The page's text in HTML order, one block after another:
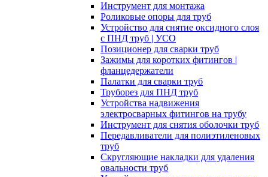
Инструмент для монтажа
Роликовые опоры для труб
Устройство для снятие оксидного слоя
с ПНД труб | УСО
Позиционер для сварки труб
Зажимы для коротких фитингов |
фланцедержатели
Палатки для сварки труб
Труборез для ПНД труб
Устройства надвижения
электросварных фитингов на трубу
Инструмент для снятия оболочки труб
Передавливатели для полиэтиленовых
труб
Скругляющие накладки для удаления
овальности труб